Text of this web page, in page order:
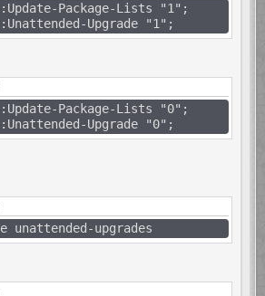
Package-Lists "1";
Upgrade "1";
Package-Lists "0";
Upgrade "0";
unattended-upgrades